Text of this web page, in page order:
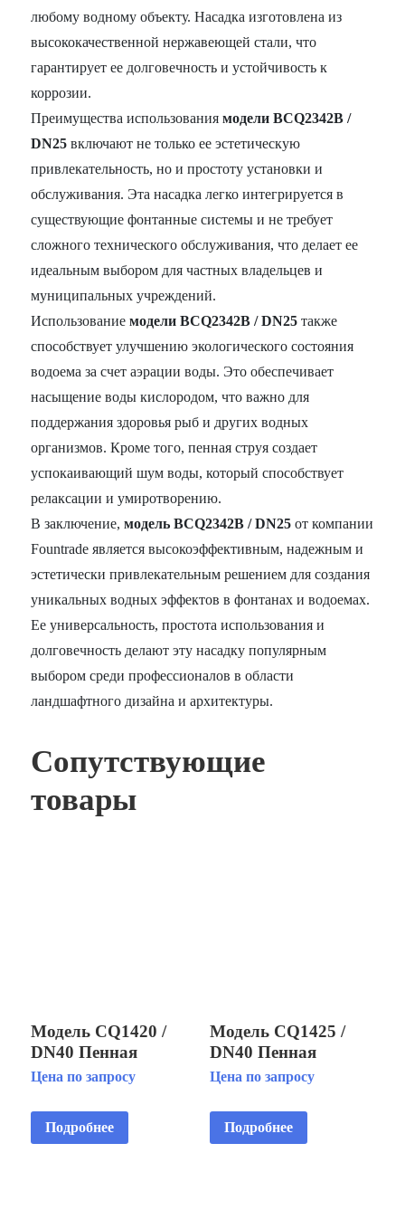
любому водному объекту. Насадка изготовлена из
высококачественной нержавеющей стали, что
гарантирует ее долговечность и устойчивость к
коррозии.
Преимущества использованиямодели BCQ2342B /
DN25 включают не только ее эстетическую
привлекательность, но и простоту установки и
обслуживания. Эта насадка легко интегрируется в
существующие фонтанные системы и не требует
сложного технического обслуживания, что делает ее
идеальным выбором для частных владельцев и
муниципальных учреждений.
Использованиемодели BCQ2342B / DN25 также
способствует улучшению экологического состояния
водоема за счет аэрации воды. Это обеспечивает
насыщение воды кислородом, что важно для
поддержания здоровья рыб и других водных
организмов. Кроме того, пенная струя создает
успокаивающий шум воды, который способствует
релаксации и умиротворению.
В заключение,модель BCQ2342B / DN25 от компании
Fountrade является высокоэффективным, надежным и
эстетически привлекательным решением для создания
уникальных водных эффектов в фонтанах и водоемах.
Ее универсальность, простота использования и
долговечность делают эту насадку популярным
выбором среди профессионалов в области
ландшафтного дизайна и архитектуры.
Сопутствующие
товары
Модель CQ1420 /
DN40 Пенная
фонтанная насадка
Цена по запросу
Подробнее
Модель CQ1425 /
DN40 Пенная
фонтанная насадка
Цена по запросу
Подробнее